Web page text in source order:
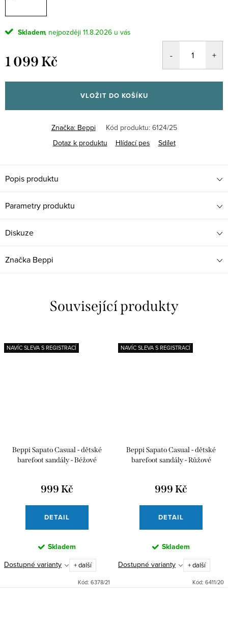
Skladem 11.8.2026
1 099 Kč
cena:
VLOŽIT DO KOŠÍKU
Značka: Beppi Kód produktu: 6124/25
Dotaz k produktu
Hlídací pes Sdílet
Popis produktu
Parametry produktu
Diskuze
Značka Beppi
Související produkty
NAVÍC SLEVA S REGISTRACÍ
Beppi Sapato Casual - dětské
barefoot sandály - Béžové
999 Kč
DETAIL
Skladem
Dostupné varianty
+ další
Kód: 6378/21
NAVÍC SLEVA S REGISTRACÍ
Beppi Sapato Casual - dětské
barefoot sandály - Růžové
999 Kč
DETAIL
Skladem
Dostupné varianty
+ další
Kód: 6411/20